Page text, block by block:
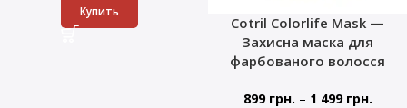
Купить
Cotril Colorlife Mask —
Захисна маска для
фарбованого волосся
899 грн. – 1 499 грн.